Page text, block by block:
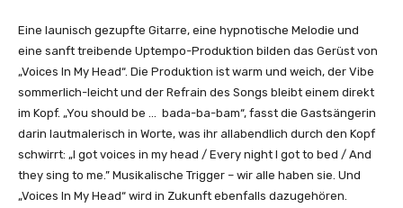
Eine launisch gezupfte Gitarre, eine hypnotische Melodie und
eine sanft treibende Uptempo-Produktion bilden das Gerüst von
„Voices In My Head“. Die Produktion ist warm und weich, der Vibe
sommerlich-leicht und der Refrain des Songs bleibt einem direkt
im Kopf. „You should be … bada-ba-bam“, fasst die Gastsängerin
darin lautmalerisch in Worte, was ihr allabendlich durch den Kopf
schwirrt: „I got voices in my head / Every night I got to bed / And
they sing to me.” Musikalische Trigger – wir alle haben sie. Und
„Voices In My Head“ wird in Zukunft ebenfalls dazugehören.